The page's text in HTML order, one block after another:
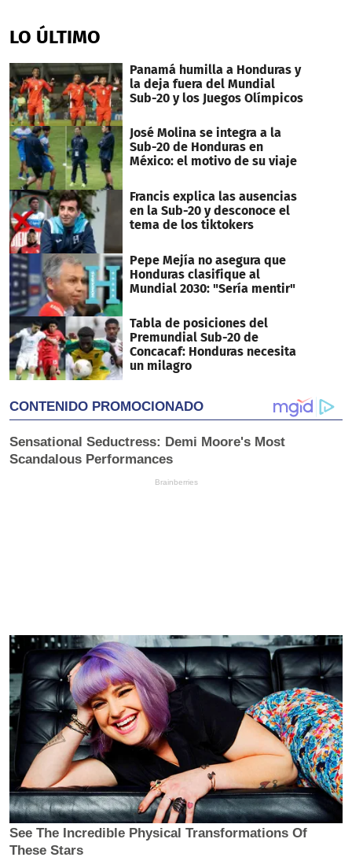
of
45
LO ÚLTIMO
Panamá humilla a Honduras y
la deja fuera del Mundial
Sub-20 y los Juegos Olímpicos
José Molina se integra a la
Sub-20 de Honduras en
México: el motivo de su viaje
Francis explica las ausencias
en la Sub-20 y desconoce el
tema de los tiktokers
Pepe Mejía no asegura que
Honduras clasifique al
Mundial 2030: "Sería mentir"
Tabla de posiciones del
Premundial Sub-20 de
Concacaf: Honduras necesita
un milagro